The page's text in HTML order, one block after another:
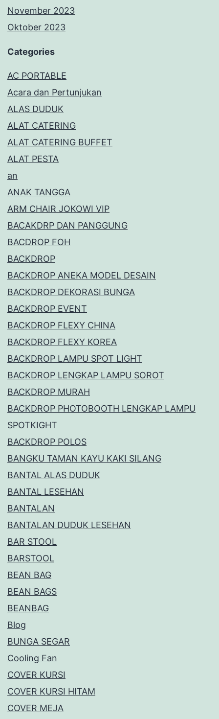
November 2023
Oktober 2023
Categories
AC PORTABLE
Acara dan Pertunjukan
ALAS DUDUK
ALAT CATERING
ALAT CATERING BUFFET
ALAT PESTA
an
ANAK TANGGA
ARM CHAIR JOKOWI VIP
BACAKDRP DAN PANGGUNG
BACDROP FOH
BACKDROP
BACKDROP ANEKA MODEL DESAIN
BACKDROP DEKORASI BUNGA
BACKDROP EVENT
BACKDROP FLEXY CHINA
BACKDROP FLEXY KOREA
BACKDROP LAMPU SPOT LIGHT
BACKDROP LENGKAP LAMPU SOROT
BACKDROP MURAH
BACKDROP PHOTOBOOTH LENGKAP LAMPU
SPOTKIGHT
BACKDROP POLOS
BANGKU TAMAN KAYU KAKI SILANG
BANTAL ALAS DUDUK
BANTAL LESEHAN
BANTALAN
BANTALAN DUDUK LESEHAN
BAR STOOL
BARSTOOL
BEAN BAG
BEAN BAGS
BEANBAG
Blog
BUNGA SEGAR
Cooling Fan
COVER KURSI
COVER KURSI HITAM
COVER MEJA